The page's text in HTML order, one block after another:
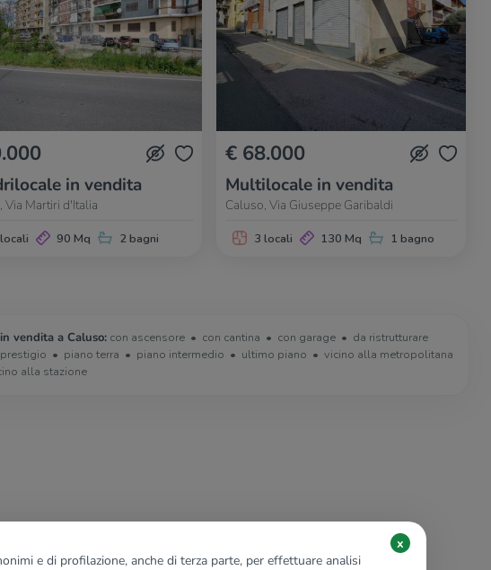
in vendita
Via Martiri d'Italia
90 Mq 2 bagni
€ 68.000
Multilocale in vendita
Caluso, Via Giuseppe Garibaldi
3 locali 130 Mq 1 bagno
vendita a Caluso: con ascensore con cantina con garage
da ristrutturare
piano terra piano intermedio ultimo piano
vicino alla metropolitana
alla stazione
e di profilazione, anche di terza parte, per effettuare analisi
x